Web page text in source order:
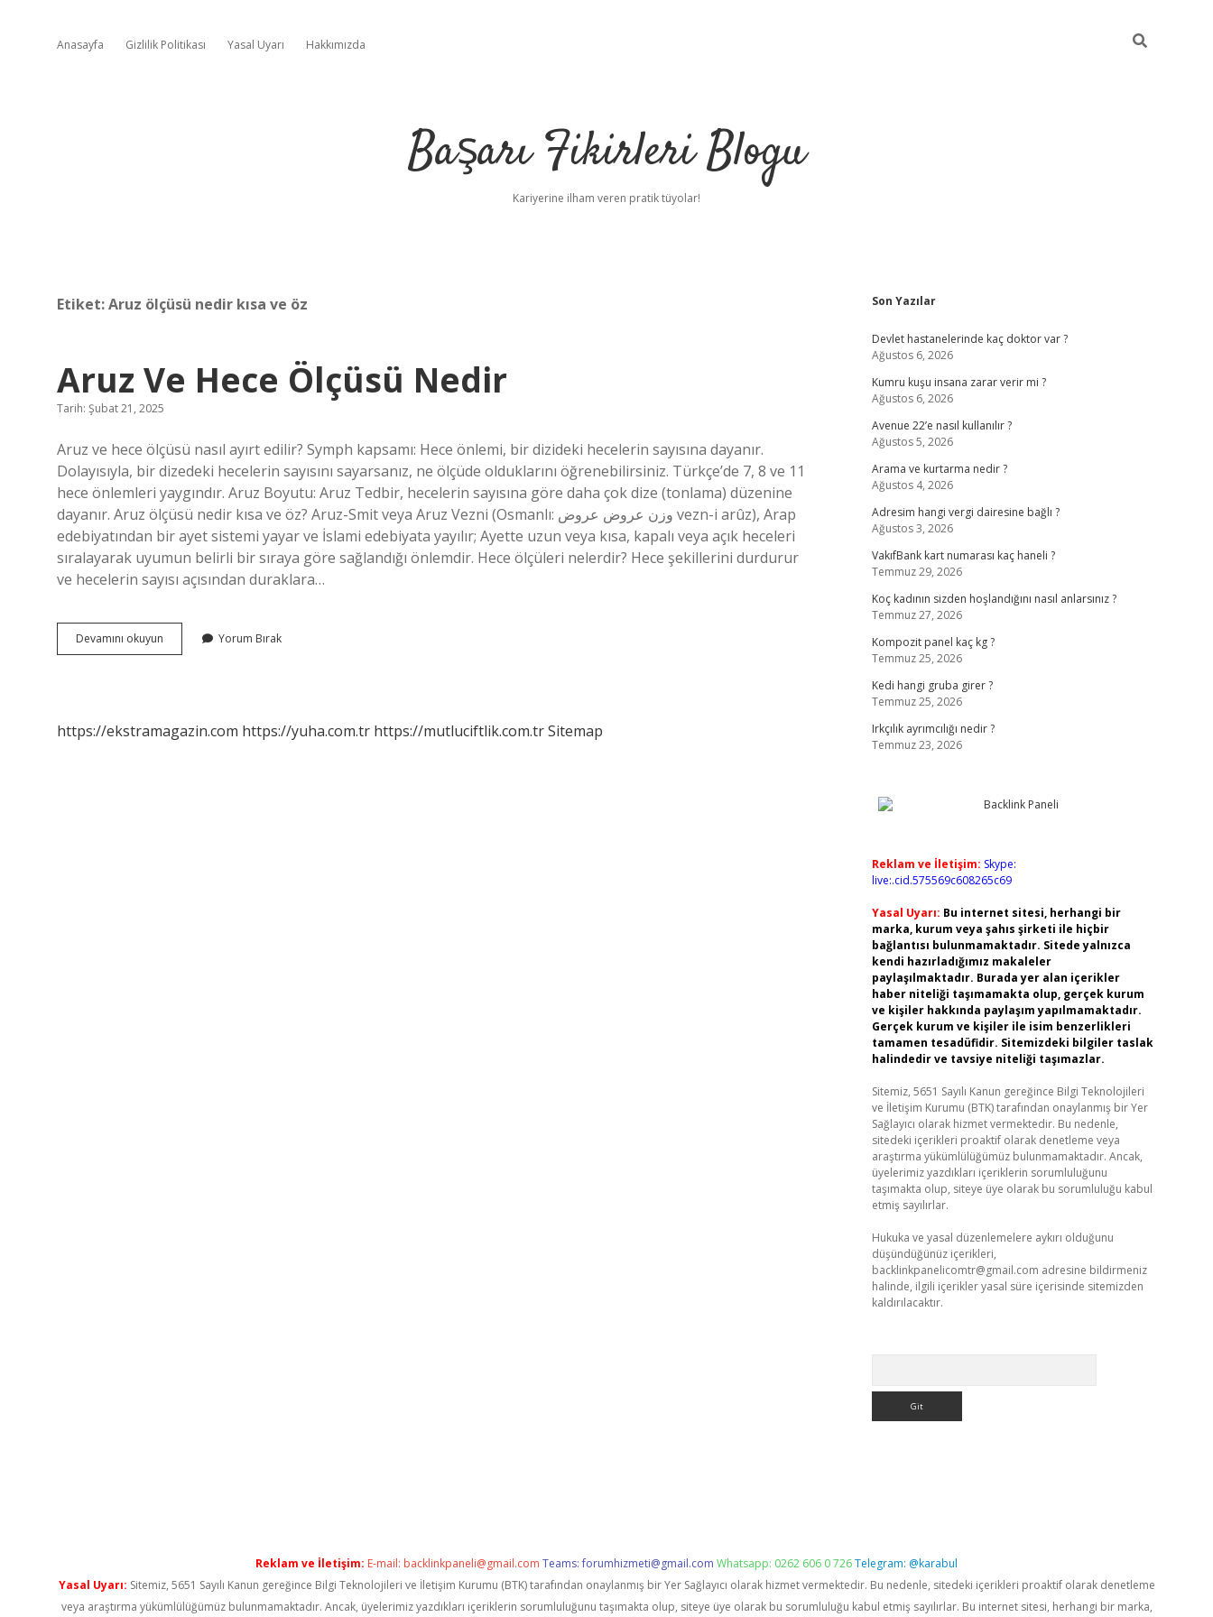
Anasayfa Gizlilik Politikası Yasal Uyarı Hakkımızda
Başarı Fikirleri Blogu
Kariyerine ilham veren pratik tüyolar!
Etiket:Aruz ölçüsü nedir kısa ve öz
Aruz Ve Hece Ölçüsü Nedir
Tarih: Şubat 21, 2025
Aruz ve hece ölçüsü nasıl ayırt edilir? Symph kapsamı: Hece önlemi, bir dizideki hecelerin sayısına dayanır.
Dolayısıyla, bir dizedeki hecelerin sayısını sayarsanız, ne ölçüde olduklarını öğrenebilirsiniz. Türkçe’de 7, 8 ve 11
hece önlemleri yaygındır. Aruz Boyutu: Aruz Tedbir, hecelerin sayısına göre daha çok dize (tonlama) düzenine
dayanır. Aruz ölçüsü nedir kısa ve öz? Aruz-Smit veya Aruz Vezni (Osmanlı: وزن عروض عروض vezn-i arûz), Arap
edebiyatından bir ayet sistemi yayar ve İslami edebiyata yayılır; Ayette uzun veya kısa, kapalı veya açık heceleri
sıralayarak uyumun belirli bir sıraya göre sağlandığı önlemdir. Hece ölçüleri nelerdir? Hece şekillerini durdurur
ve hecelerin sayısı açısından duraklara…
Devamını okuyun
Ve
Yorum Bırak
https://ekstramagazin.com https://yuha.com.tr https://mutluciftlik.com.trSitemap
Sidebar
Son Yazılar
Devlet hastanelerinde kaç doktor var ?
Ağustos 6, 2026
Kumru kuşu insana zarar verir mi ?
Ağustos 6, 2026
Avenue 22’e nasıl kullanılır ?
Ağustos 5, 2026
Arama ve kurtarma nedir ?
Ağustos 4, 2026
Adresim hangi vergi dairesine bağlı ?
Ağustos 3, 2026
VakıfBank kart numarası kaç haneli ?
Temmuz 29, 2026
Koç kadının sizden hoşlandığını nasıl anlarsınız ?
Temmuz 27, 2026
Kompozit panel kaç kg ?
Temmuz 25, 2026
Kedi hangi gruba girer ?
Temmuz 25, 2026
Irkçılık ayrımcılığı nedir ?
Temmuz 23, 2026
Reklam ve İletişim: Skype:
live:.cid.575569c608265c69
Yasal Uyarı: Bu internet sitesi, herhangi bir
marka, kurum veya şahıs şirketi ile hiçbir
bağlantısı bulunmamaktadır. Sitede yalnızca
kendi hazırladığımız makaleler
paylaşılmaktadır. Burada yer alan içerikler
haber niteliği taşımamakta olup, gerçek kurum
ve kişiler hakkında paylaşım yapılmamaktadır.
Gerçek kurum ve kişiler ile isim benzerlikleri
tamamen tesadüfidir. Sitemizdeki bilgiler taslak
halindedir ve tavsiye niteliği taşımazlar.
Sitemiz, 5651 Sayılı Kanun gereğince Bilgi Teknolojileri
ve İletişim Kurumu (BTK) tarafından onaylanmış bir Yer
Sağlayıcı olarak hizmet vermektedir. Bu nedenle,
sitedeki içerikleri proaktif olarak denetleme veya
araştırma yükümlülüğümüz bulunmamaktadır. Ancak,
üyelerimiz yazdıkları içeriklerin sorumluluğunu
taşımakta olup, siteye üye olarak bu sorumluluğu kabul
etmiş sayılırlar.
Hukuka ve yasal düzenlemelere aykırı olduğunu
düşündüğünüz içerikleri,
backlinkpanelicomtr@gmail.com adresine bildirmeniz
halinde, ilgili içerikler yasal süre içerisinde sitemizden
kaldırılacaktır.
Reklam ve İletişim: E-mail: backlinkpaneli@gmail.com Teams:forumhizmeti@gmail.com Whatsapp: 0262 606 0 726Telegram: @karabul
Yasal Uyarı: Sitemiz, 5651 Sayılı Kanun gereğince Bilgi Teknolojileri ve İletişim Kurumu (BTK) tarafından onaylanmış bir Yer Sağlayıcı olarak hizmet vermektedir. Bu nedenle, sitedeki içerikleri proaktif olarak denetleme
veya araştırma yükümlülüğümüz bulunmamaktadır. Ancak, üyelerimiz yazdıkları içeriklerin sorumluluğunu taşımakta olup, siteye üye olarak bu sorumluluğu kabul etmiş sayılırlar. Bu internet sitesi, herhangi bir marka,